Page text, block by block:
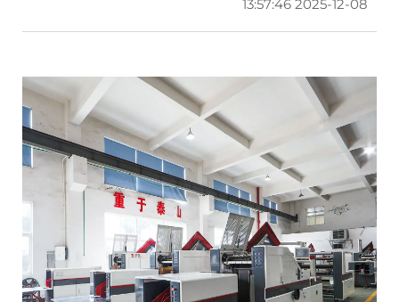
الأخبار
اتصل
الأسئلة الشائعة
2025-12-08 13:57:46